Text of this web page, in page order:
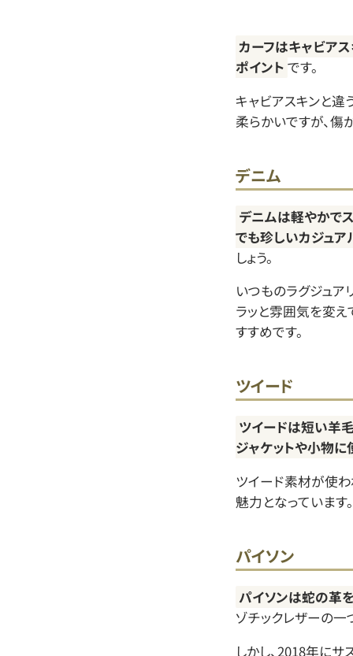
カーフはキャビア
ポイント です。
キャビアスキンと
柔らかいですが、傷
デニム
デニムは軽やかで
でも珍しいカジュ
しょう。
いつものラグジュア
ラッと雰囲気を変
すすめです。
ツイード
ツイードは短い羊
ジャケットや小物
ツイード素材が使
魅力となっています。
パイソン
パイソンは蛇の革
ゾチックレザーの一
しかし、2018年に